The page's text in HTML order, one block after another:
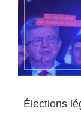
Élections